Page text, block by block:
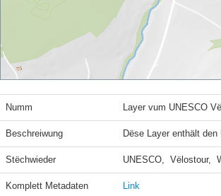
Numm Layer vum UNESCO
Beschreiwung Dëse Layer enthält
Stëchwieder UNESCO,  Vëlostour,
Komplett Metadaten Link